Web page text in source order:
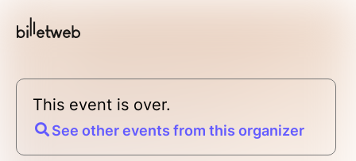
This event is over.
See other events from this organizer